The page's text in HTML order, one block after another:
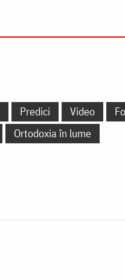
Predici Video
Ortodoxia în lume